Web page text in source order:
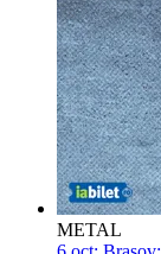
METAL